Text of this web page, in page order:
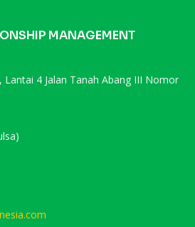
MANAGEMENT
Lantai 4 Jalan Tanah Abang III Nomor